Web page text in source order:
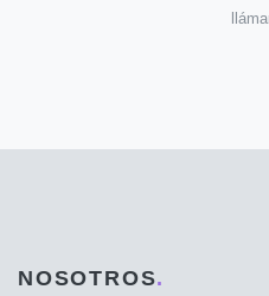
NOSOTROS.